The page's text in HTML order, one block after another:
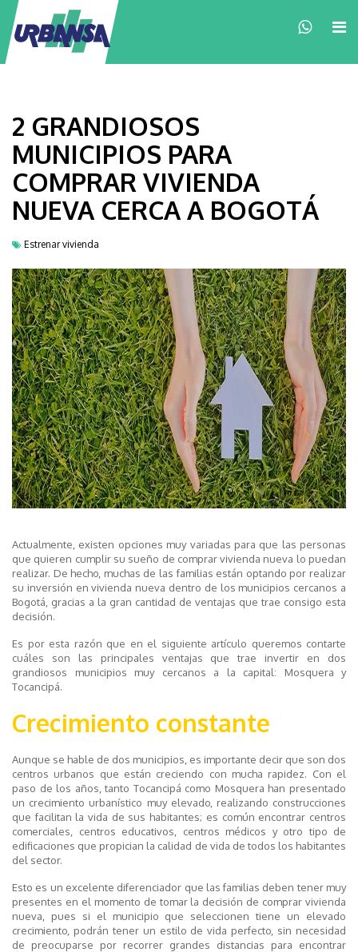
2 GRANDIOSOS
MUNICIPIOS PARA
COMPRAR VIVIENDA
NUEVA CERCA A BOGOTÁ
Estrenar vivienda
Actualmente, existen opciones muy variadas para que las personas
que quieren cumplir su sueño de comprar vivienda nueva lo puedan
realizar. De hecho, muchas de las familias están optando por realizar
su inversión en vivienda nueva dentro de los municipios cercanos a
Bogotá, gracias a la gran cantidad de ventajas que trae consigo esta
decisión.
Es por esta razón que en el siguiente artículo queremos contarte
cuáles son las principales ventajas que trae invertir en dos
grandiosos municipios muy cercanos a la capital: Mosquera y
Tocancipá.
Crecimiento constante
Aunque se hable de dos municipios, es importante decir que son dos
centros urbanos que están creciendo con mucha rapidez. Con el
paso de los años, tanto Tocancipá como Mosquera han presentado
un crecimiento urbanístico muy elevado, realizando construcciones
que facilitan la vida de sus habitantes; es común encontrar centros
comerciales, centros educativos, centros médicos y otro tipo de
edificaciones que propician la calidad de vida de todos los habitantes
del sector.
Esto es un excelente diferenciador que las familias deben tener muy
presentes en el momento de tomar la decisión de comprar vivienda
nueva, pues si el municipio que seleccionen tiene un elevado
crecimiento, podrán tener un estilo de vida perfecto, sin necesidad
de preocuparse por recorrer grandes distancias para encontrar